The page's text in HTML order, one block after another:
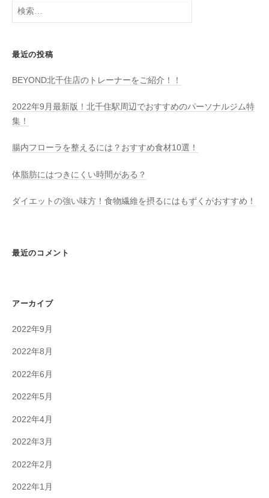
検
最近の投稿
BEYOND北千住店のトレーナーをご紹介！！
2022年9月最新版！北千住駅周辺でおすすめのパーソナルジム特
集！
腸内フローラを整えるには？おすすめ食材10選！
体脂肪にはつきにくい時間がある？
ダイエットの強い味方！食物繊維を摂るにはもずくがおすすめ！
最近のコメント
アーカイブ
2022年9月
2022年8月
2022年6月
2022年5月
2022年4月
2022年3月
2022年2月
2022年1月